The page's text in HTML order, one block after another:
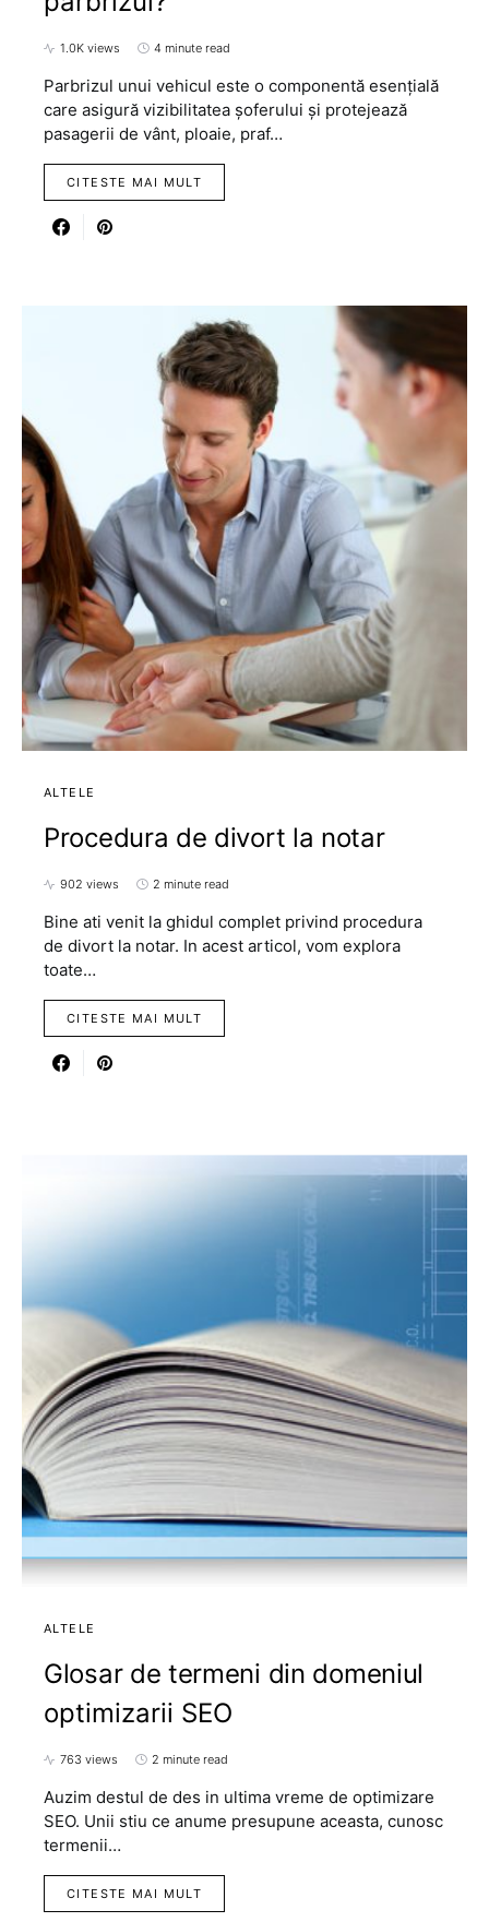
1.0K views 4 minute read
Parbrizul unui vehicul este o componentă esențială
care asigură vizibilitatea șoferului și protejează
pasagerii de vânt, ploaie, praf…
CITESTE MAI MULT
ALTELE
Procedura de divort la notar
902 views 2 minute read
Bine ati venit la ghidul complet privind procedura
de divort la notar. In acest articol, vom explora
toate…
CITESTE MAI MULT
ALTELE
Glosar de termeni din domeniul
optimizarii SEO
763 views 2 minute read
Auzim destul de des in ultima vreme de optimizare
SEO. Unii stiu ce anume presupune aceasta, cunosc
termenii…
CITESTE MAI MULT